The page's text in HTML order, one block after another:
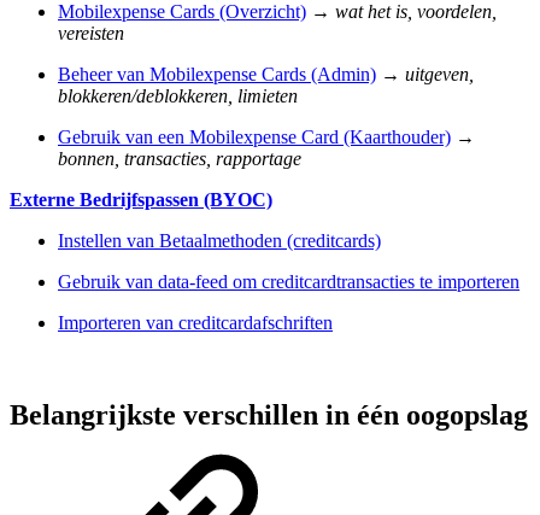
Mobilexpense Cards (Overzicht) → wat het is, voordelen,
vereisten
Beheer van Mobilexpense Cards (Admin) → uitgeven,
blokkeren/deblokkeren, limieten
Gebruik van een Mobilexpense Card (Kaarthouder) →
bonnen, transacties, rapportage
Externe Bedrijfspassen (BYOC)
Instellen van Betaalmethoden (creditcards)
Gebruik van data-feed om creditcardtransacties te importeren
Importeren van creditcardafschriften
Belangrijkste verschillen in één oogopslag